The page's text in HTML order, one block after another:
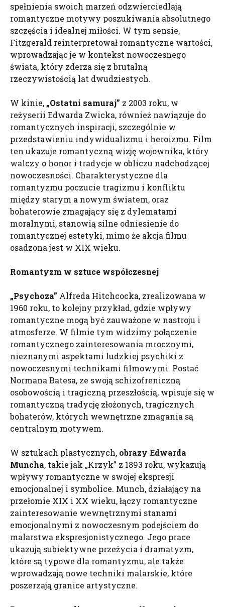
spełnienia swoich marzeń odzwierciedlają
romantyczne motywy poszukiwania absolutnego
szczęścia i idealnej miłości. W tym sensie,
Fitzgerald reinterpretował romantyczne wartości,
wprowadzając je w kontekst nowoczesnego
świata, który zderza się z brutalną
rzeczywistością lat dwudziestych.
W kinie, „Ostatni samuraj” z 2003 roku, w
reżyserii Edwarda Zwicka, również nawiązuje do
romantycznych inspiracji, szczególnie w
przedstawieniu indywidualizmu i heroizmu. Film
ten ukazuje romantyczną wizję wojownika, który
walczy o honor i tradycje w obliczu nadchodzącej
nowoczesności. Charakterystyczne dla
romantyzmu poczucie tragizmu i konfliktu
między starym a nowym światem, oraz
bohaterowie zmagający się z dylematami
moralnymi, stanowią silne odniesienie do
romantycznej estetyki, mimo że akcja filmu
osadzona jest w XIX wieku.
Romantyzm w sztuce współczesnej
„Psychoza” Alfreda Hitchcocka, zrealizowana w
1960 roku, to kolejny przykład, gdzie wpływy
romantyczne mogą być zauważone w nastroju i
atmosferze. W filmie tym widzimy połączenie
romantycznego zainteresowania mrocznymi,
nieznanymi aspektami ludzkiej psychiki z
nowoczesnymi technikami filmowymi. Postać
Normana Batesa, ze swoją schizofreniczną
osobowością i tragiczną przeszłością, wpisuje się w
romantyczną tradycję złożonych, tragicznych
bohaterów, których wewnętrzne zmagania są
centralnym motywem.
W sztukach plastycznych, obrazy Edwarda
Muncha, takie jak „Krzyk” z 1893 roku, wykazują
wpływy romantyczne w swojej ekspresji
emocjonalnej i symbolice. Munch, działający na
przełomie XIX i XX wieku, łączy romantyczne
zainteresowanie wewnętrznymi stanami
emocjonalnymi z nowoczesnym podejściem do
malarstwa ekspresjonistycznego. Jego prace
ukazują subiektywne przeżycia i dramatyzm,
które są typowe dla romantyzmu, ale także
wprowadzają nowe techniki malarskie, które
poszerzają granice artystyczne.